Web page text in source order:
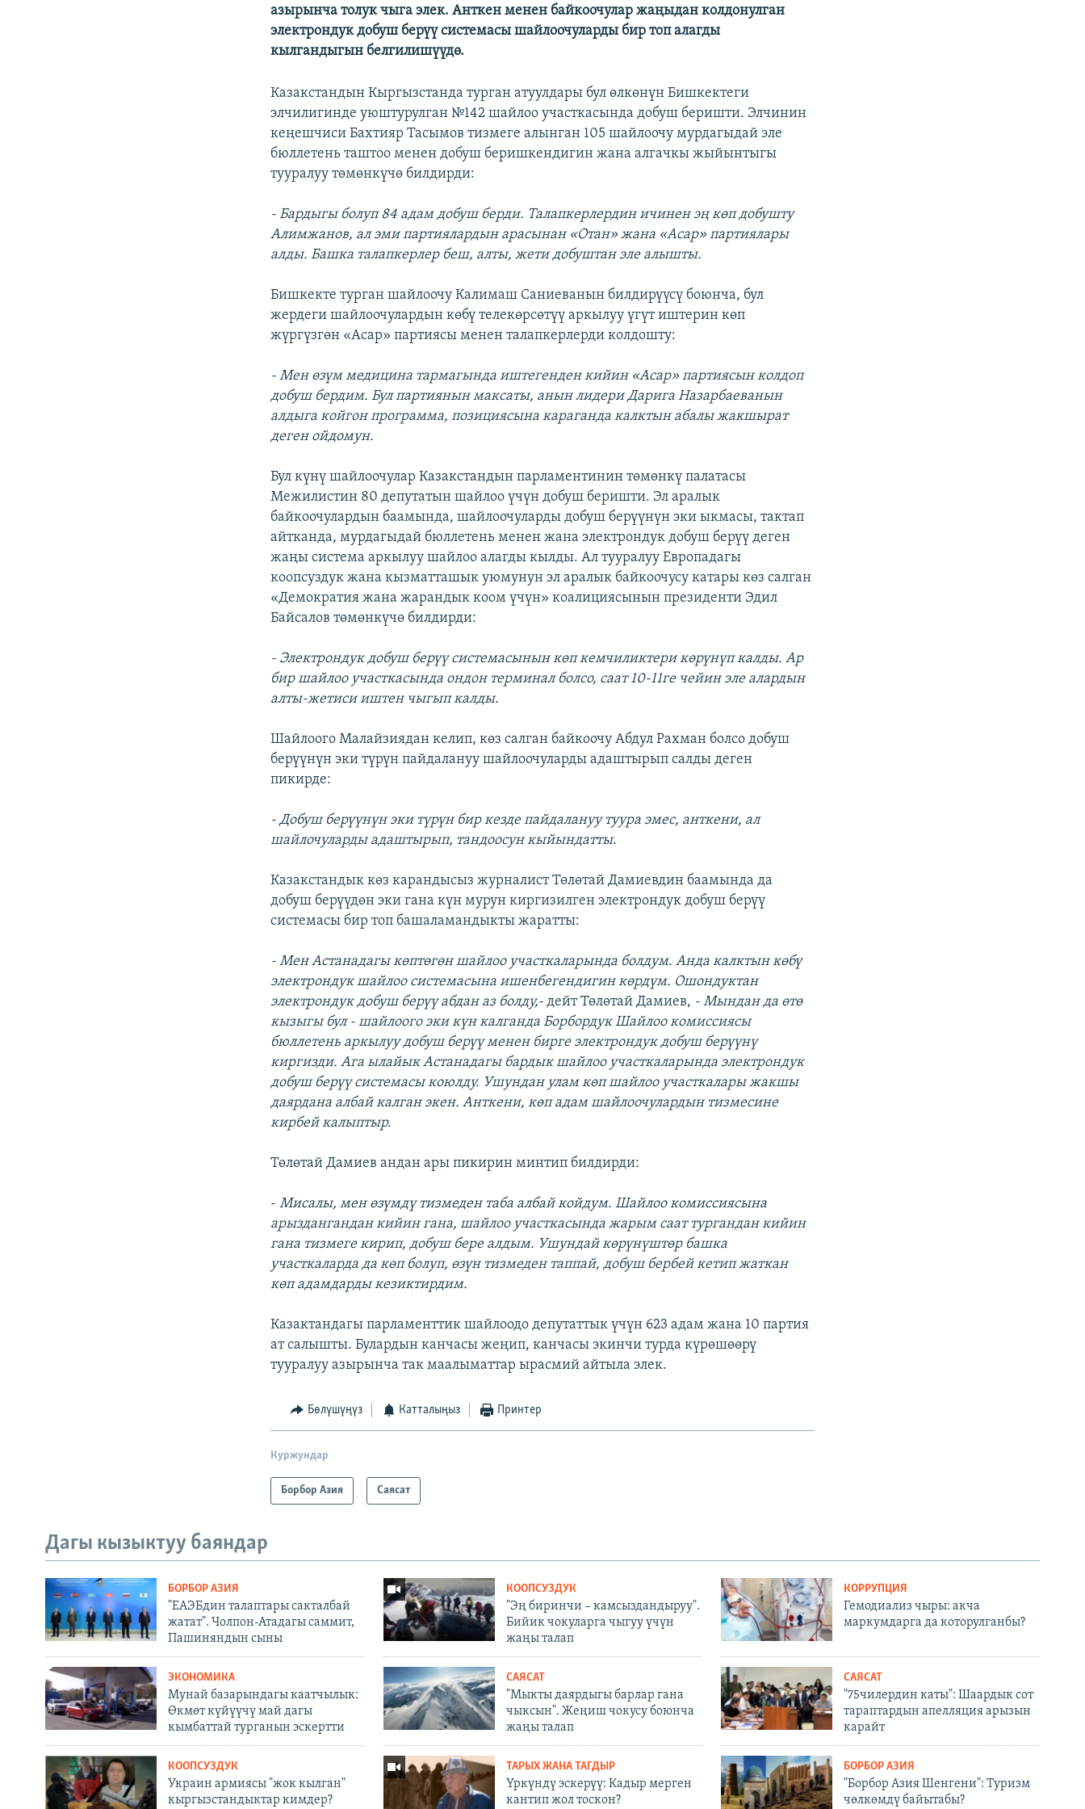
азырынча толук чыга элек. Анткен менен байкоочулар жаңыдан колдонулган
электрондук добуш берүү системасы шайлоочуларды бир топ алагды
кылгандыгын белгилишүүдө.
Казакстандын Кыргызстанда турган атуулдары бул өлкөнүн Бишкектеги
элчилигинде уюштурулган №142 шайлоо участкасында добуш беришти. Элчинин
кеңешчиси Бахтияр Тасымов тизмеге алынган 105 шайлоочу мурдагыдай эле
бюллетень таштоо менен добуш беришкендигин жана алгачкы жыйынтыгы
тууралуу төмөнкүчө билдирди:
- Бардыгы болуп 84 адам добуш берди. Талапкерлердин ичинен эң көп добушту
Алимжанов, ал эми партиялардын арасынан «Отан» жана «Асар» партиялары
алды. Башка талапкерлер беш, алты, жети добуштан эле алышты.
Бишкекте турган шайлоочу Калимаш Саниеванын билдирүүсү боюнча, бул
жердеги шайлоочулардын көбү телекөрсөтүү аркылуу үгүт иштерин көп
жүргүзгөн «Асар» партиясы менен талапкерлерди колдошту:
- Мен өзүм медицина тармагында иштегенден кийин «Асар» партиясын колдоп
добуш бердим. Бул партиянын максаты, анын лидери Дарига Назарбаеванын
алдыга койгон программа, позициясына караганда калктын абалы жакшырат
деген ойдомун.
Бул күнү шайлоочулар Казакстандын парламентинин төмөнкү палатасы
Межилистин 80 депутатын шайлоо үчүн добуш беришти. Эл аралык
байкоочулардын баамында, шайлоочуларды добуш берүүнүн эки ыкмасы, тактап
айтканда, мурдагыдай бюллетень менен жана электрондук добуш берүү деген
жаңы система аркылуу шайлоо алагды кылды. Ал тууралуу Европадагы
коопсуздук жана кызматташык уюмунун эл аралык байкоочусу катары көз салган
«Демократия жана жарандык коом үчүн» коалициясынын президенти Эдил
Байсалов төмөнкүчө билдирди:
- Электрондук добуш берүү системасынын көп кемчиликтери көрүнүп калды. Ар
бир шайлоо участкасында ондон терминал болсо, саат 10-11ге чейин эле алардын
алты-жетиси иштен чыгып калды.
Шайлоого Малайзиядан келип, көз салган байкоочу Абдул Рахман болсо добуш
берүүнүн эки түрүн пайдалануу шайлоочуларды адаштырып салды деген
пикирде:
- Добуш берүүнүн эки түрүн бир кезде пайдалануу туура эмес, анткени, ал
шайлочуларды адаштырып, тандоосун кыйындатты.
Казакстандык көз карандысыз журналист Төлөтай Дамиевдин баамында да
добуш берүүдөн эки гана күн мурун киргизилген электрондук добуш берүү
системасы бир топ башаламандыкты жаратты:
- Мен Астанадагы көптөгөн шайлоо участкаларында болдум. Анда калктын көбү
электрондук шайлоо системасына ишенбегендигин көрдүм. Ошондуктан
электрондук добуш берүү абдан аз болду,-дейт Төлөтай Дамиев, - Мындан да өтө
кызыгы бул - шайлоого эки күн калганда Борбордук Шайлоо комиссиясы
бюллетень аркылуу добуш берүү менен бирге электрондук добуш берүүнү
киргизди. Ага ылайык Астанадагы бардык шайлоо участкаларында электрондук
добуш берүү системасы коюлду. Ушундан улам көп шайлоо участкалары жакшы
даярдана албай калган экен. Анткени, көп адам шайлоочулардын тизмесине
кирбей калыптыр.
Төлөтай Дамиев андан ары пикирин минтип билдирди:
-Мисалы, мен өзүмдү тизмеден таба албай койдум. Шайлоо комиссиясына
арыздангандан кийин гана, шайлоо участкасында жарым саат тургандан кийин
гана тизмеге кирип, добуш бере алдым. Ушундай көрүнүштөр башка
участкаларда да көп болуп, өзүн тизмеден таппай, добуш бербей кетип жаткан
көп адамдарды кезиктирдим.
Казактандагы парламенттик шайлоодо депутаттык үчүн 623 адам жана 10 партия
ат салышты. Булардын канчасы жеңип, канчасы экинчи турда күрөшөөрү
тууралуу азырынча так маалыматтар ырасмий айтыла элек.
Бөлүшүңүз Катталыңыз Принтер
Куржундар
Борбор Азия Саясат
Дагы кызыктуу баяндар
БОРБОР АЗИЯ
"ЕАЭБдин талаптары сакталбай
жатат". Чолпон-Атадагы саммит,
Пашиняндын сыны
КООПСУЗДУК
"Эң биринчи – камсыздандыруу".
Бийик чокуларга чыгуу үчүн
жаңы талап
КОРРУПЦИЯ
Гемодиализ чыры: акча
маркумдарга да которулганбы?
ЭКОНОМИКА
Мунай базарындагы каатчылык:
Өкмөт күйүүчү май дагы
кымбаттай турганын эскертти
САЯСАТ
"Мыкты даярдыгы барлар гана
чыксын". Жеңиш чокусу боюнча
жаңы талап
САЯСАТ
"75чилердин каты": Шаардык сот
тараптардын апелляция арызын
карайт
КООПСУЗДУК
Украин армиясы "жок кылган"
кыргызстандыктар кимдер?
ТАРЫХ ЖАНА ТАГДЫР
Үркүндү эскерүү: Кадыр мерген
кантип жол тоскон?
БОРБОР АЗИЯ
"Борбор Азия Шенгени": Туризм
чөлкөмдү байытабы?